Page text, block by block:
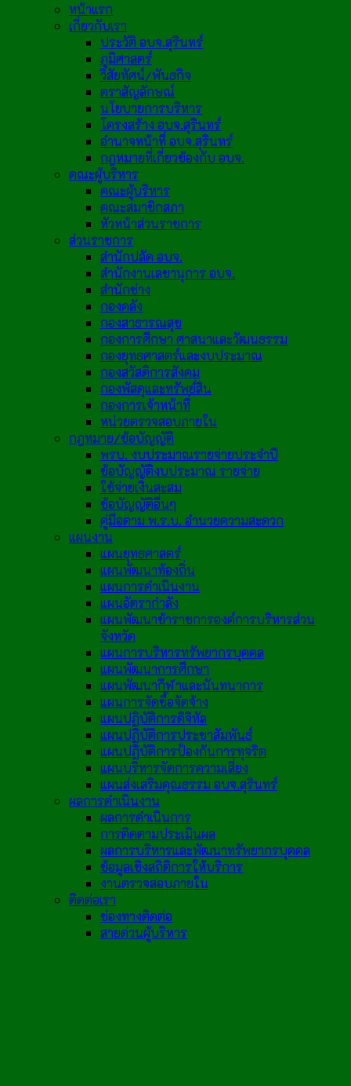
หน้าแรก
เกี่ยวกับเรา
ประวัติ อบจ.สุรินทร์
ภูมิศาสตร์
วิสัยทัศน์/พันธกิจ
ตราสัญลักษณ์
นโยบายการบริหาร
โครงสร้าง อบจ.สุรินทร์
อำนาจหน้าที่ อบจ.สุรินทร์
กฎหมายที่เกี่ยวข้องกับ อบจ.
คณะผู้บริหาร
คณะผู้บริหาร
คณะสมาชิกสภา
หัวหน้าส่วนราชการ
ส่วนราชการ
สำนักปลัด อบจ.
สำนักงานเลขานุการ อบจ.
สำนักช่าง
กองคลัง
กองสาธารณสุข
กองการศึกษา ศาสนาและวัฒนธรรม
กองยุทธศาสตร์และงบประมาณ
กองสวัสดิการสังคม
กองพัสดุและทรัพย์สิน
กองการเจ้าหน้าที่
หน่วยตรวจสอบภายใน
กฎหมาย/ข้อบัญญัติ
พรบ. งบประมาณรายจ่ายประจำปี
ข้อบัญญัติงบประมาณ รายจ่าย
ใช้จ่ายเงินสะสม
ข้อบัญญัติอื่นๆ
คู่มือตาม พ.ร.บ. อำนวยความสะดวก
แผนงาน
แผนยุทธศาสตร์
แผนพัฒนาท้องถิ่น
แผนการดำเนินงาน
แผนอัตรากำลัง
แผนพัฒนาข้าราชการองค์การบริหารส่วน
จังหวัด
แผนการบริหารทรัพยากรบุคคล
แผนพัฒนาการศึกษา
แผนพัฒนากีฬาและนันทนาการ
แผนการจัดซื้อจัดจ้าง
แผนปฏิบัติการดิจิทัล
แผนปฏิบัติการประชาสัมพันธ์
แผนปฏิบัติการป้องกันการทุจริต
แผนบริหารจัดการความเสี่ยง
แผนส่งเสริมคุณธรรม อบจ.สุรินทร์
ผลการดำเนินงาน
ผลการดำเนินการ
การติดตามประเมินผล
ผลการบริหารและพัฒนาทรัพยากรบุคคล
ข้อมูลเชิงสถิติการให้บริการ
งานตรวจสอบภายใน
ติดต่อเรา
ช่องทางติดต่อ
สายด่วนผู้บริหาร